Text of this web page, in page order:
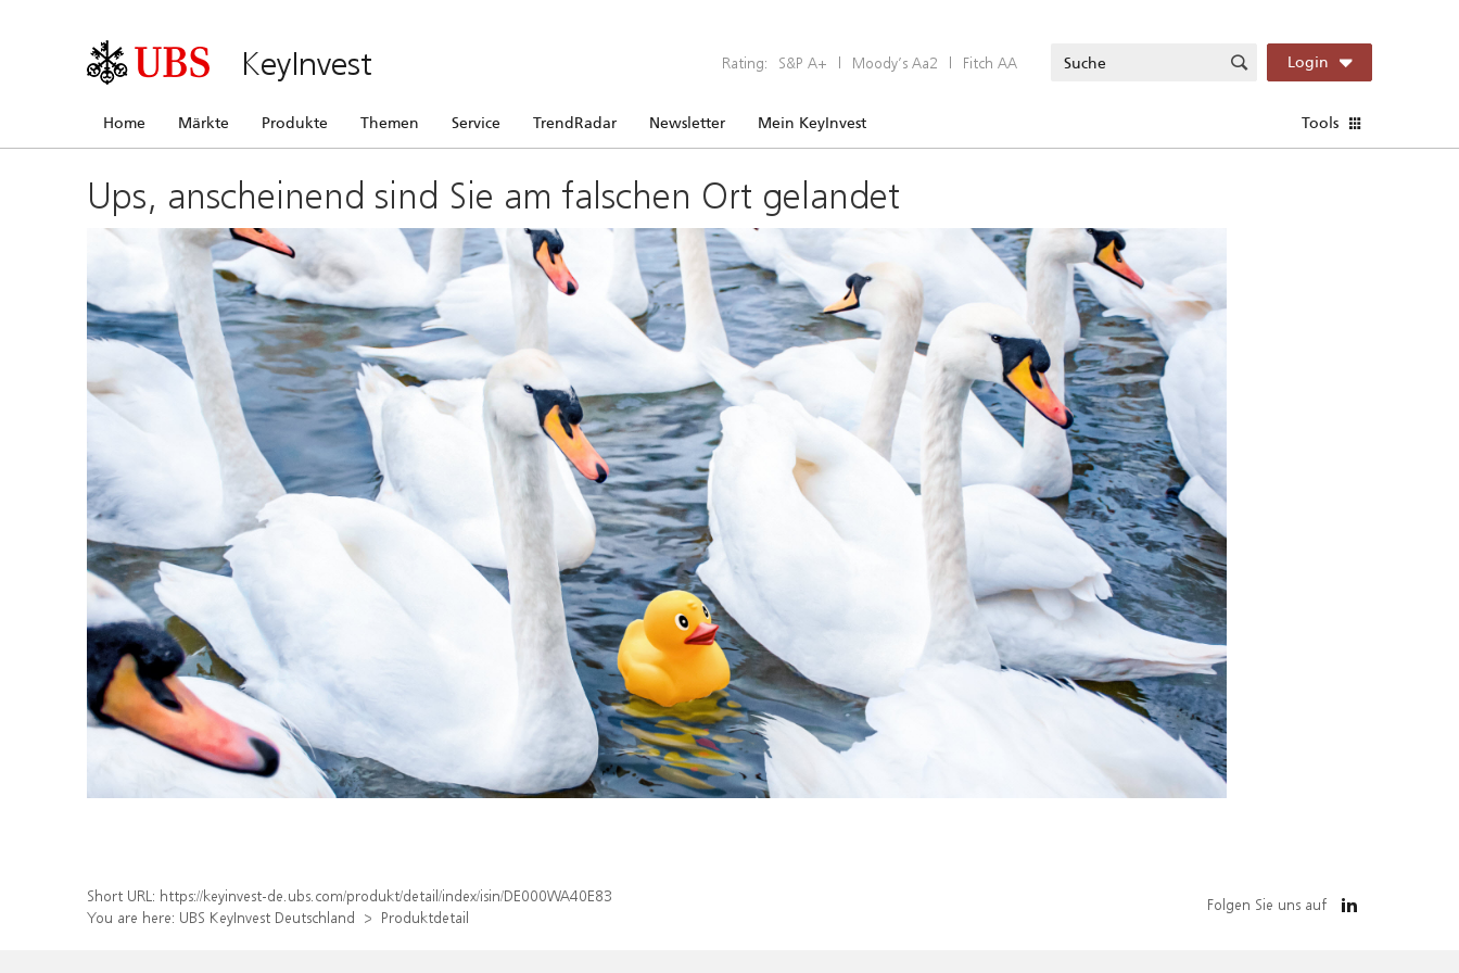
KeyInvest Rating: S&P A+ | Moody’s Aa2 | Fitch AA Login
Home Märkte Produkte Themen Service TrendRadar Newsletter Mein KeyInvest Tools
Ups, anscheinend sind Sie am falschen Ort gelandet
Short URL: https://keyinvest-de.ubs.com/produkt/detail/index/isin/DE000WA40E83
You are here: UBS KeyInvest Deutschland Produktdetail
Folgen Sie uns auf